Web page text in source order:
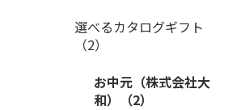
選べるカタログギフト
（2）
お中元（株式会社大
和）（2）